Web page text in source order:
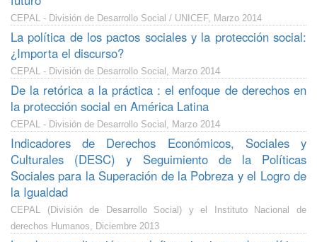
CEPAL - División de Desarrollo Social / UNICEF, Marzo 2014
La política de los pactos sociales y la protección social:
¿Importa el discurso?
CEPAL - División de Desarrollo Social, Marzo 2014
De la retórica a la práctica : el enfoque de derechos en
la protección social en América Latina
CEPAL - División de Desarrollo Social, Marzo 2014
Indicadores de Derechos Económicos, Sociales y
Culturales (DESC) y Seguimiento de la Políticas
Sociales para la Superación de la Pobreza y el Logro de
la Igualdad
CEPAL (División de Desarrollo Social) y el Instituto Nacional de
derechos Humanos, Diciembre 2013